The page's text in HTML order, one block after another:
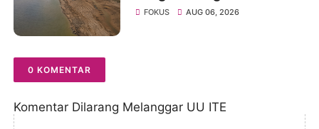
Menyusut, Jambi Hadapi
FOKUS AUG 06, 2026
0 KOMENTAR
Komentar Dilarang Melanggar UU ITE